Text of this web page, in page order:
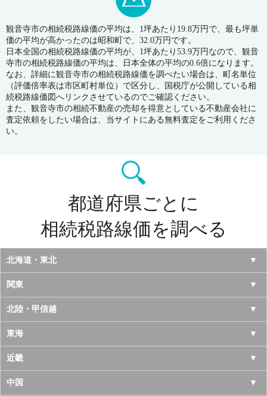
観音寺市の相続税路線価の平均は、1坪あたり19.8万円で、最も坪単
価の平均が高かったのは昭和町で、32.0万円です。
日本全国の相続税路線価の平均が、1坪あたり53.9万円なので、観音
寺市の相続税路線価の平均は、日本全体の平均の0.6倍になります。
なお、詳細に観音寺市の相続税路線価を調べたい場合は、町名単位
（評価倍率表は市区町村単位）で区分し、国税庁が公開している相
続税路線価図へリンクさせているのでご確認ください。
また、観音寺市の相続不動産の売却を得意としている不動産会社に
査定依頼をしたい場合は、当サイトにある無料査定をご利用くださ
い。
都道府県ごとに
相続税路線価を調べる
北海道・東北
北海道
青森県
岩手県
宮城県
秋田県
関東
東京都
神奈川県
千葉県
埼玉県
北陸・甲信越
山梨県
長野県
新潟県
東海
愛知県
岐阜県
近畿
大阪府
中国